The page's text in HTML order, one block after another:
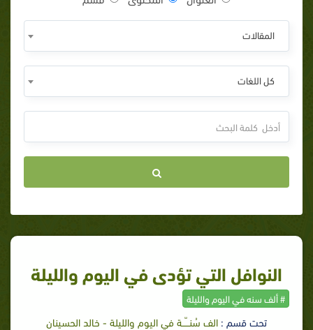
المقالات
كل اللغات
النوافل التي تؤدى في اليوم والليلة
# ألف سنه في اليوم والليلة
تحت قسم : الف سُنـــّــة في اليوم والليلة - خالد الحسينان